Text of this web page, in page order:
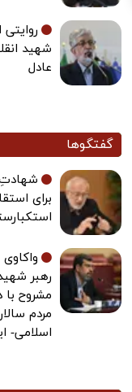
شهید
عادل
گفتگوها
شهادتِ
برای
رهبر
مشروح با
مردم
اسلامی-